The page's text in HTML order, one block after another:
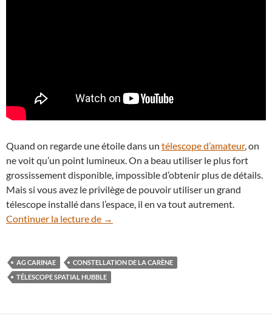
Quand on regarde une étoile dans un télescope d’amateur, on
ne voit qu’un point lumineux. On a beau utiliser le plus fort
grossissement disponible, impossible d’obtenir plus de détails.
Mais si vous avez le privilège de pouvoir utiliser un grand
télescope installé dans l’espace, il en va tout autrement.
Continuer la lecture de Voyage au cœur de l’étoile supergéante
→
AG CARINAE
CONSTELLATION DE LA CARÈNE
TÉLESCOPE SPATIAL HUBBLE